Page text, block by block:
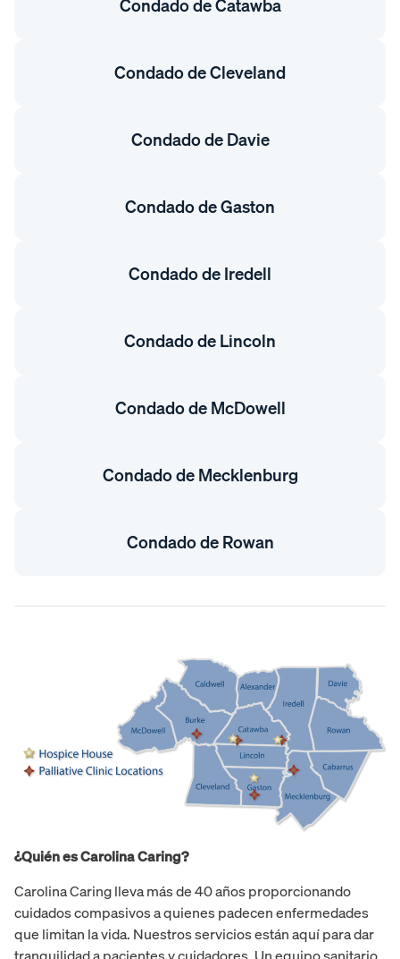
Condado de Catawba
Condado de Cleveland
Condado de Davie
Condado de Gaston
Condado de Iredell
Condado de Lincoln
Condado de McDowell
Condado de Mecklenburg
Condado de Rowan
¿Quién es Carolina Caring?
Carolina Caring lleva más de 40 años proporcionando
cuidados compasivos a quienes padecen enfermedades
que limitan la vida. Nuestros servicios están aquí para dar